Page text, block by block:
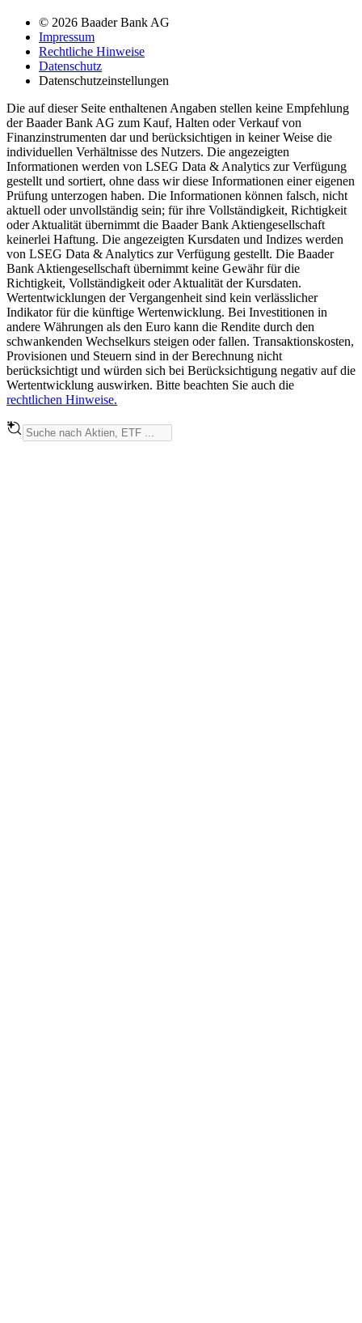
© 2026 Baader Bank AG
Impressum
Rechtliche Hinweise
Datenschutz
Datenschutzeinstellungen
Die auf dieser Seite enthaltenen Angaben stellen keine Empfehlung
der Baader Bank AG zum Kauf, Halten oder Verkauf von
Finanzinstrumenten dar und berücksichtigen in keiner Weise die
individuellen Verhältnisse des Nutzers. Die angezeigten
Informationen werden von LSEG Data & Analytics zur Verfügung
gestellt und sortiert, ohne dass wir diese Informationen einer eigenen
Prüfung unterzogen haben. Die Informationen können falsch, nicht
aktuell oder unvollständig sein; für ihre Vollständigkeit, Richtigkeit
oder Aktualität übernimmt die Baader Bank Aktiengesellschaft
keinerlei Haftung. Die angezeigten Kursdaten und Indizes werden
von LSEG Data & Analytics zur Verfügung gestellt. Die Baader
Bank Aktiengesellschaft übernimmt keine Gewähr für die
Richtigkeit, Vollständigkeit oder Aktualität der Kursdaten.
Wertentwicklungen der Vergangenheit sind kein verlässlicher
Indikator für die künftige Wertenwicklung. Bei Investitionen in
andere Währungen als den Euro kann die Rendite durch den
schwankenden Wechselkurs steigen oder fallen. Transaktionskosten,
Provisionen und Steuern sind in der Berechnung nicht
berücksichtigt und würden sich bei Berücksichtigung negativ auf die
Wertentwicklung auswirken. Bitte beachten Sie auch die
rechtlichen Hinweise.